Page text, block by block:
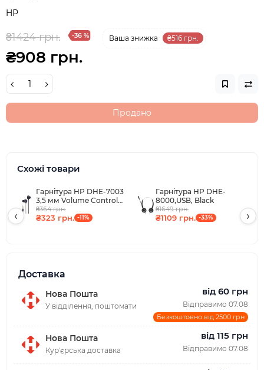
HP
₴1424 грн. -36 % Ваша знижка ₴516 грн.
₴908 грн.
Продано
Схожі товари
Гарнітура HP DHE-7003
3,5 мм Volume Control
Black
₴364 грн.
₴323 грн. -11%
Гарнітура HP DHE-
8000,USB, Black
₴1649 грн.
₴1109 грн. -33%
‹ ›
Доставка
Нова Пошта
У відділення, поштомати
від 60 грн
Відправимо 07.08
Безкоштовно від 2500 грн
Нова Пошта
Курʼєрська доставка
від 115 грн
Відправимо 07.08